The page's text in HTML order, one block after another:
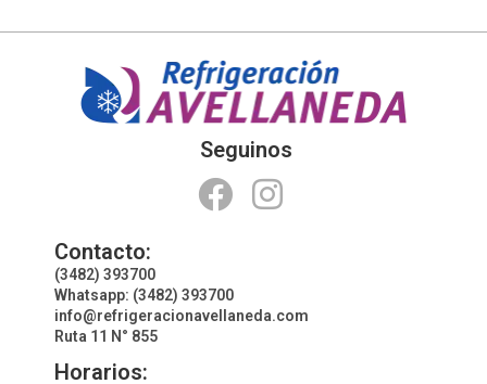
Seguinos
Contacto:
(3482) 393700
Whatsapp: (3482) 393700
info@refrigeracionavellaneda.com
Ruta 11 N° 855
Horarios: